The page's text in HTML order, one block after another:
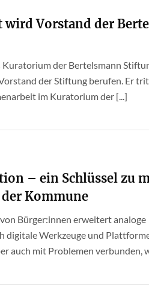
wird Vorstand der
der Bertelsmann
der Stiftung berufen. Er
im Kuratorium der [...]
– ein Schlüssel zu
Kommune
Bürger:innen erweitert analoge
digitale Werkzeuge und
auch mit Problemen verbunden,